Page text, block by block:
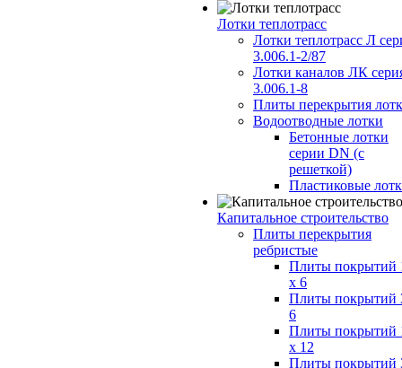
Лотки теплотрасс
Лотки теплотрасс Л
3.006.1-2/87
Лотки каналов ЛК
3.006.1-8
Плиты перекрытия
Водоотводные лотки
Бетонные лотки
серии DN (с
решеткой)
Пластиковые
Капитальное строительство
Плиты перекрытия
ребристые
Плиты покрытий
x 6
Плиты покрытий
6
Плиты покрытий
x 12
Плиты покрытий